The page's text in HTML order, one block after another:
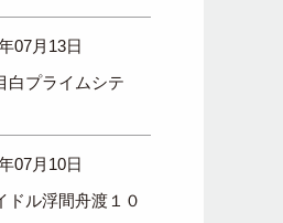
07月13日
白プライムシテ
07月10日
ドル浮間舟渡１０